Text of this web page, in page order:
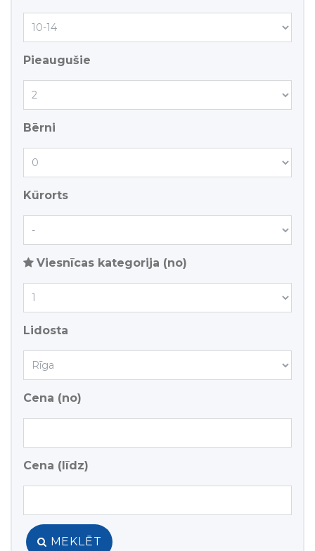
Pieaugušie
Bērni
Kūrorts
Viesnīcas kategorija (no)
Lidosta
Cena (no)
Cena (līdz)
MEKLĒT